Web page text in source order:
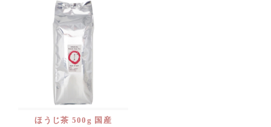
ほうじ茶 500g 国産